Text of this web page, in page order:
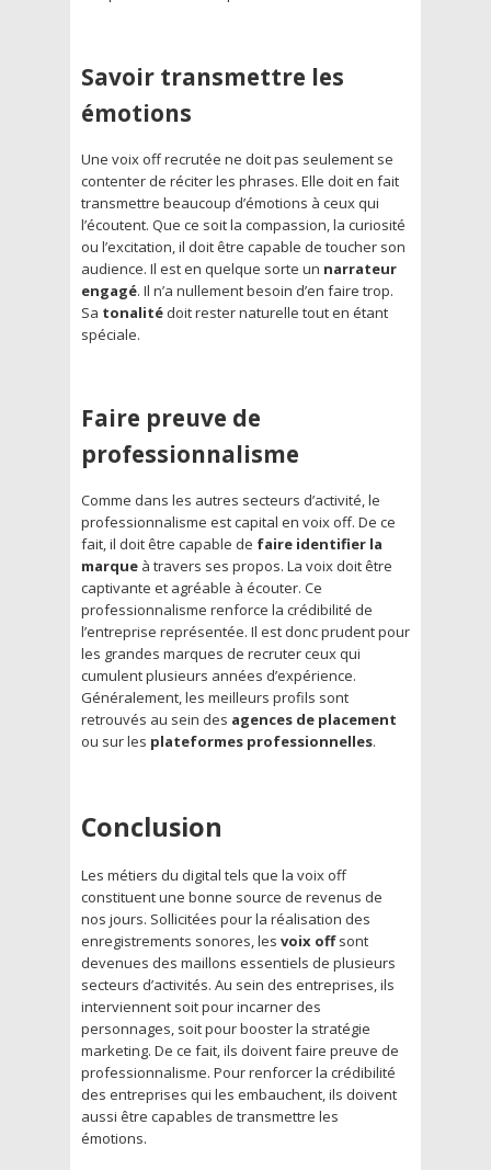
Savoir transmettre les
émotions
Une voix off recrutée ne doit pas seulement se
contenter de réciter les phrases. Elle doit en fait
transmettre beaucoup d’émotions à ceux qui
l’écoutent. Que ce soit la compassion, la curiosité
ou l’excitation, il doit être capable de toucher son
audience. Il est en quelque sorte un narrateur
engagé. Il n’a nullement besoin d’en faire trop.
Sa tonalité doit rester naturelle tout en étant
spéciale.
Faire preuve de
professionnalisme
Comme dans les autres secteurs d’activité, le
professionnalisme est capital en voix off. De ce
fait, il doit être capable de faire identifier la
marque à travers ses propos. La voix doit être
captivante et agréable à écouter. Ce
professionnalisme renforce la crédibilité de
l’entreprise représentée. Il est donc prudent pour
les grandes marques de recruter ceux qui
cumulent plusieurs années d’expérience.
Généralement, les meilleurs profils sont
retrouvés au sein des agences de placement
ou sur les plateformes professionnelles.
Conclusion
Les métiers du digital tels que la voix off
constituent une bonne source de revenus de
nos jours. Sollicitées pour la réalisation des
enregistrements sonores, les voix offsont
devenues des maillons essentiels de plusieurs
secteurs d’activités. Au sein des entreprises, ils
interviennent soit pour incarner des
personnages, soit pour booster la stratégie
marketing. De ce fait, ils doivent faire preuve de
professionnalisme. Pour renforcer la crédibilité
des entreprises qui les embauchent, ils doivent
aussi être capables de transmettre les
émotions.